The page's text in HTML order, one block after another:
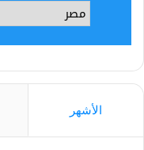
الأشهر